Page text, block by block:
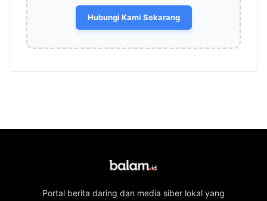
Hubungi Kami Sekarang
Portal berita daring dan media siber lokal yang